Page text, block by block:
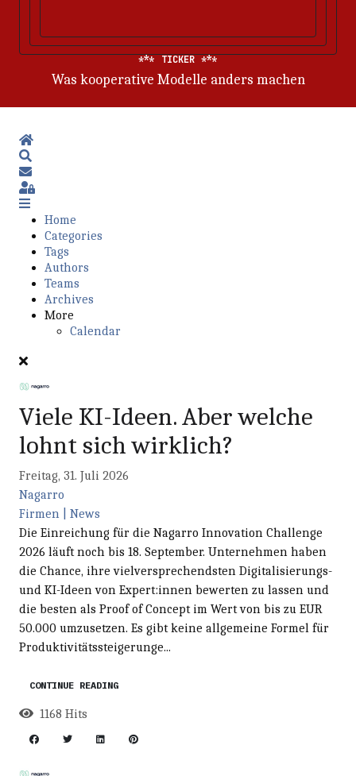
TICKER
Was kooperative Modelle anders machen
Home
Subscribe to blog
Sign In
Home
Categories
Tags
Authors
Teams
Archives
More
Calendar
Viele KI-Ideen. Aber welche
lohnt sich wirklich?
Freitag, 31. Juli 2026
Nagarro
Firmen | News
Die Einreichung für die Nagarro Innovation Challenge
2026 läuft noch bis 18. September. Unternehmen haben
die Chance, ihre vielversprechendsten Digitalisierungs-
und KI-Ideen von Expert:innen bewerten zu lassen und
die besten als Proof of Concept im Wert von bis zu EUR
50.000 umzusetzen. Es gibt keine allgemeine Formel für
Produktivitätssteigerunge...
CONTINUE READING
1168 Hits